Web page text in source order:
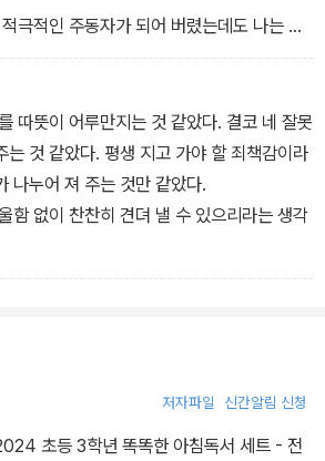
데?”
이 죽었다. 소영이에게 미안했다.
서는 원래 서로의 마음 분량을 정확히 수평
야. 수평을 이루지 못 했다고 해서 미안해
어. 그럴 땐 누구의 잘못도 아닌 경우가 대부
극적인 주동자가 되어 버렸는데도 나는 완
내게로 밀려드는 도도한 흐름이 어처구니가
을 선택하려 했던 그 애 앞에서 내 변명은
이기도 했다.
여학생이 우리 학교 교복을 입고 있었다는
지만 그것뿐. 앞뒤 사연들에 관해서는 하나
넘겨짚었던 생각이 맞을 수도 있고 아닐 수
다고 해도 지원이에게 그걸 널리 퍼뜨릴 권
따뜻이 어루만지는 것 같았다. 결코 네 잘못
는 것 같았다. 평생 지고 가야 할 죄책감이라
나누어 져 주는 것만 같았다.
함 없이 찬찬히 견뎌 낼 수 있으리라는 생각
저자파일 신간알림 신청
초등 3학년 똑똑한 아침독서 세트 - 전